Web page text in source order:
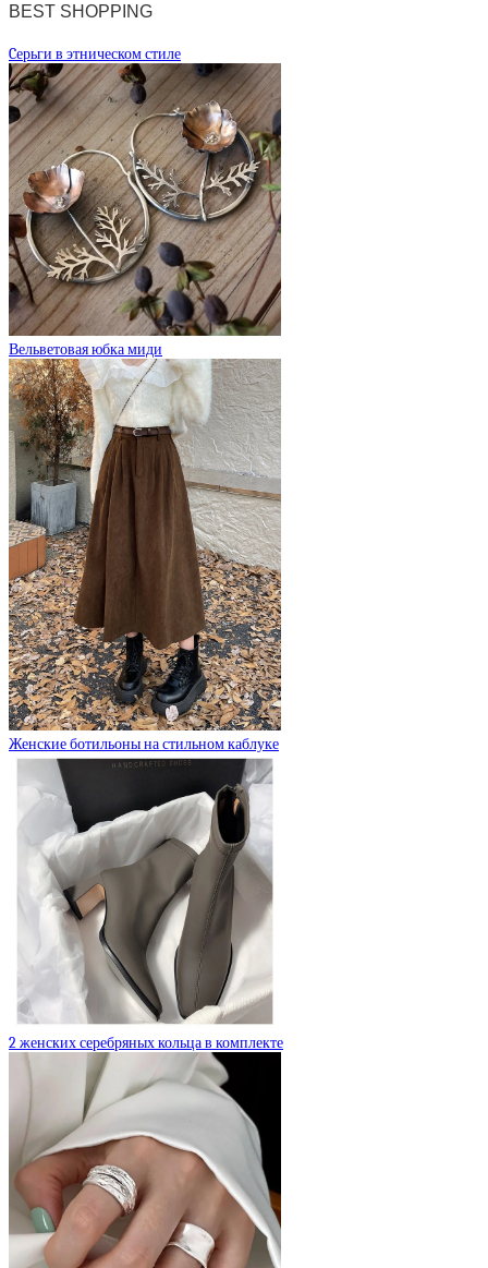
BEST SHOPPING
Cерьги в этническом стиле
Вельветовая юбка миди
Женские ботильоны на стильном каблуке
2 женских серебряных кольца в комплекте